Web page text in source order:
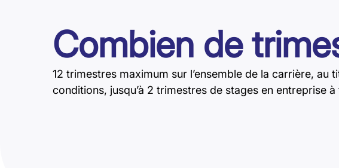
Combien de
12 trimestres maximum sur l’ensemble de la carrière, au
conditions, jusqu’à 2 trimestres de stages en entreprise